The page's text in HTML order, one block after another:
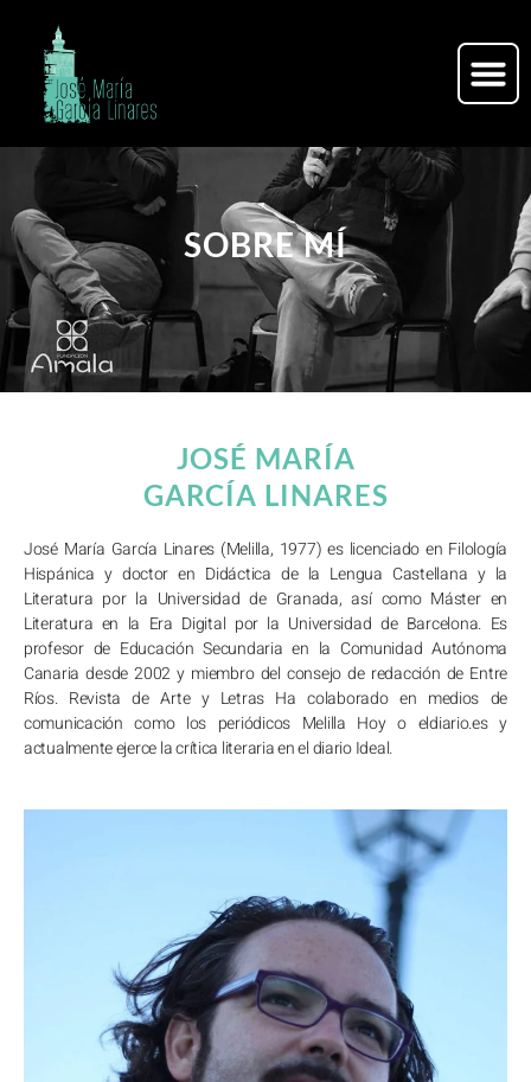
SOBRE MÍ
JOSÉ MARÍA
GARCÍA LINARES
José María García Linares (Melilla, 1977) es licenciado en Filología
Hispánica y doctor en Didáctica de la Lengua Castellana y la
Literatura por la Universidad de Granada, así como Máster en
Literatura en la Era Digital por la Universidad de Barcelona. Es
profesor de Educación Secundaria en la Comunidad Autónoma
Canaria desde 2002 y miembro del consejo de redacción de Entre
Ríos. Revista de Arte y Letras Ha colaborado en medios de
comunicación como los periódicos Melilla Hoy o eldiario.es y
actualmente ejerce la crítica literaria en el diario Ideal.